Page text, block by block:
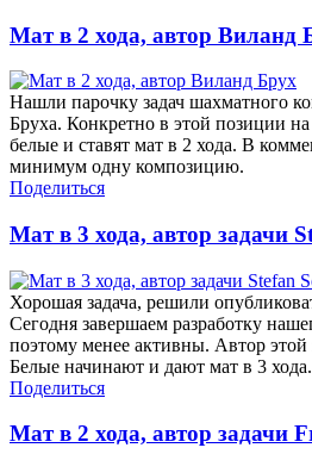
Мат в 2 хода, автор Виланд
Нашли парочку задач шахматного
Бруха. Конкретно в этой позиции
белые и ставят мат в 2 хода. В
минимум одну композицию.
Поделиться
Мат в 3 хода, автор задачи
Хорошая задача, решили
Сегодня завершаем разработку
поэтому менее активны. Автор этой
Белые начинают и дают мат в 3
Поделиться
Мат в 2 хода, автор задачи